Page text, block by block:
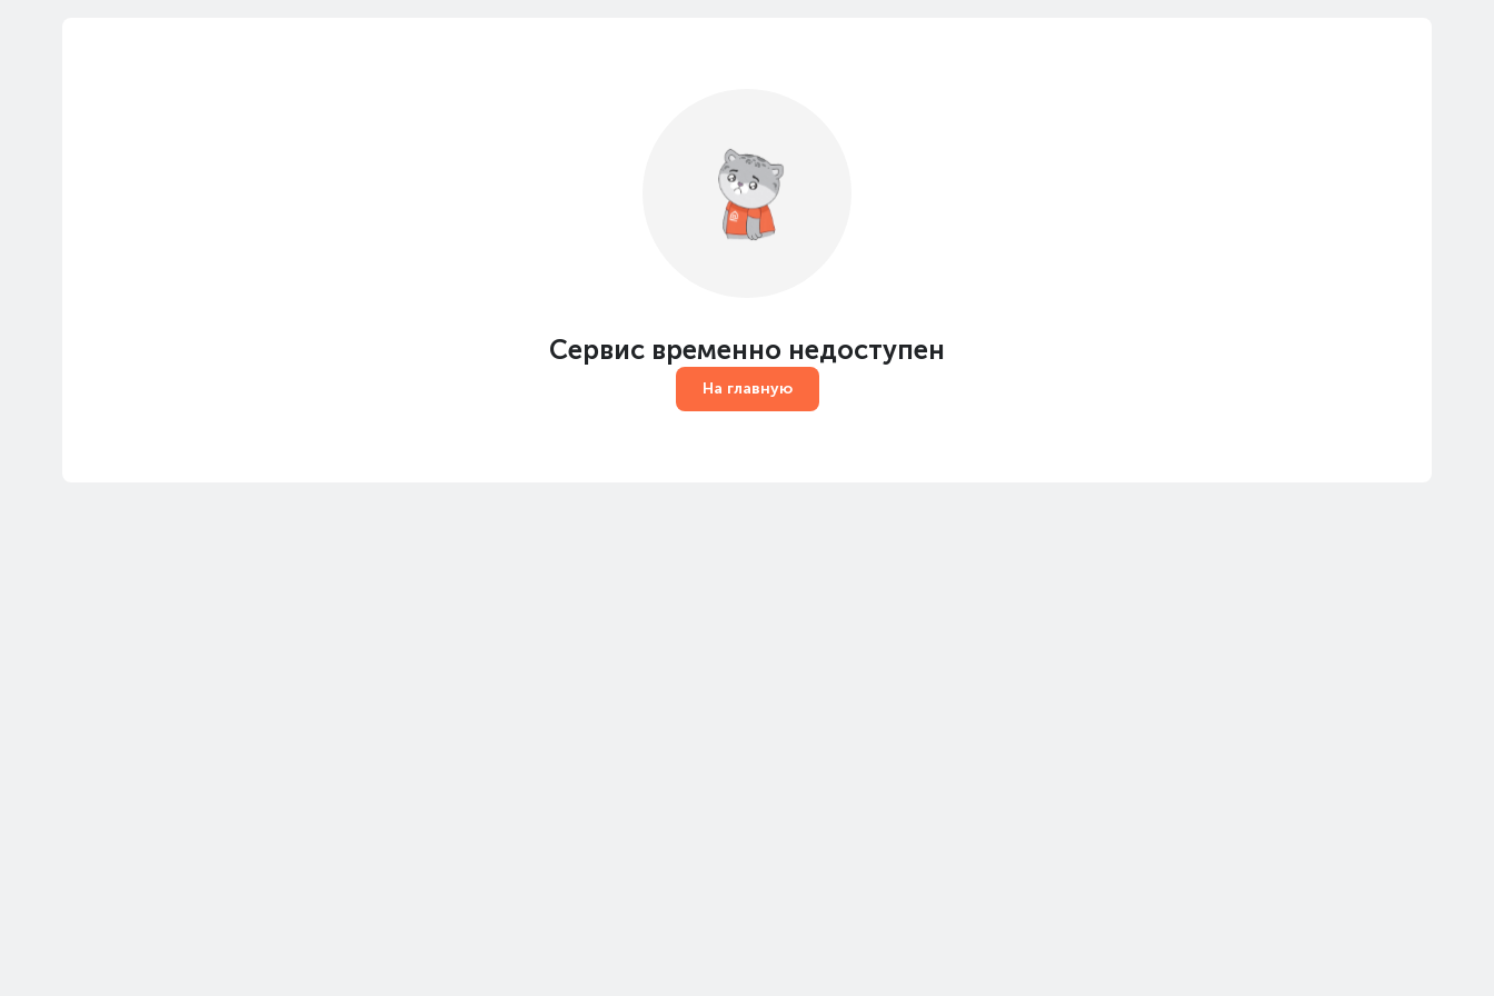
Сервис временно недоступен
На главную